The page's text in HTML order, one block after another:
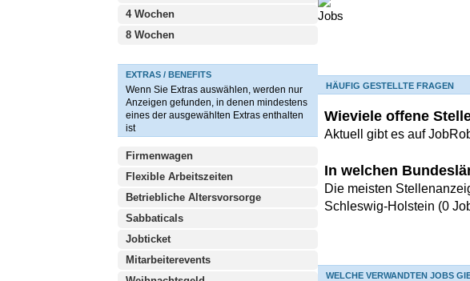
4 Wochen
8 Wochen
EXTRAS / BENEFITS
Wenn Sie Extras auswählen, werden nur
Anzeigen gefunden, in denen mindestens
eines der ausgewählten Extras enthalten
ist
Firmenwagen
Flexible Arbeitszeiten
Betriebliche Altersvorsorge
Sabbaticals
Jobticket
Mitarbeiterevents
HÄUFIG GESTELLTE FRAGEN
Wieviele offene
Aktuell gibt es auf
In welchen
Die meisten
Schleswig-Holstein (0
WELCHE VERWANDTEN JOBS